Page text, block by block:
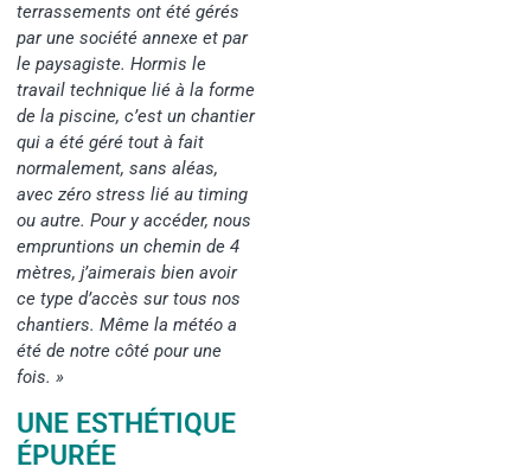
terrassements ont été gérés
par une société annexe et par
le paysagiste. Hormis le
travail technique lié à la forme
de la piscine, c’est un chantier
qui a été géré tout à fait
normalement, sans aléas,
avec zéro stress lié au timing
ou autre. Pour y accéder, nous
empruntions un chemin de 4
mètres, j’aimerais bien avoir
ce type d’accès sur tous nos
chantiers. Même la météo a
été de notre côté pour une
fois. »
UNE ESTHÉTIQUE
ÉPURÉE